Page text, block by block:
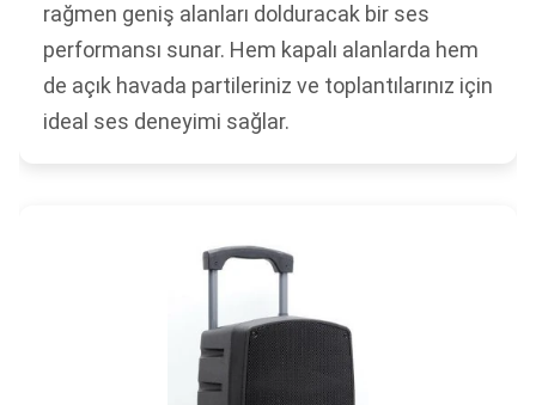
rağmen geniş alanları dolduracak bir ses
performansı sunar. Hem kapalı alanlarda hem
de açık havada partileriniz ve toplantılarınız için
ideal ses deneyimi sağlar.